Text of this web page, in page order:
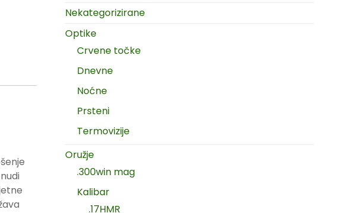
Nekategorizirane
Optike
Crvene točke
Dnevne
Noćne
Prsteni
Termovizije
Oružje
.300win mag
Kalibar
.17HMR